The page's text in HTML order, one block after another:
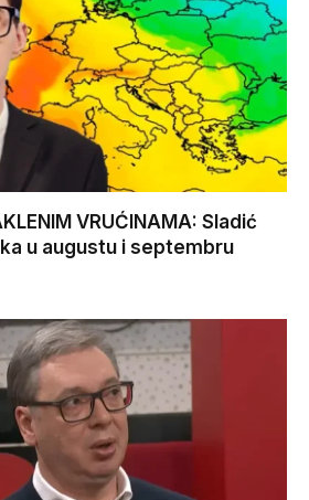
VRUĆINAMA: Sladić
u augustu i septembru